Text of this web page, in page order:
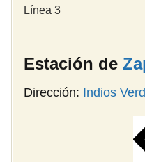
Línea 3
Estación de
Dirección: Indios